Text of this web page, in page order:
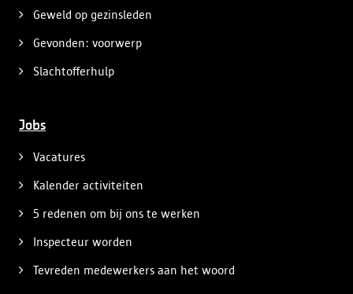
Geweld op gezinsleden
Gevonden: voorwerp
Slachtofferhulp
Jobs
Vacatures
Kalender activiteiten
5 redenen om bij ons te werken
Inspecteur worden
Tevreden medewerkers aan het woord